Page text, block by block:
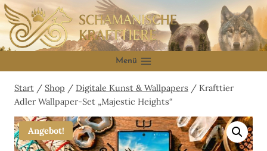
Zum
Inhalt
springen
Menü
Start / Shop / Digitale Kunst & Wallpapers / Krafttier
Adler Wallpaper-Set „Majestic Heights“
Angebot!